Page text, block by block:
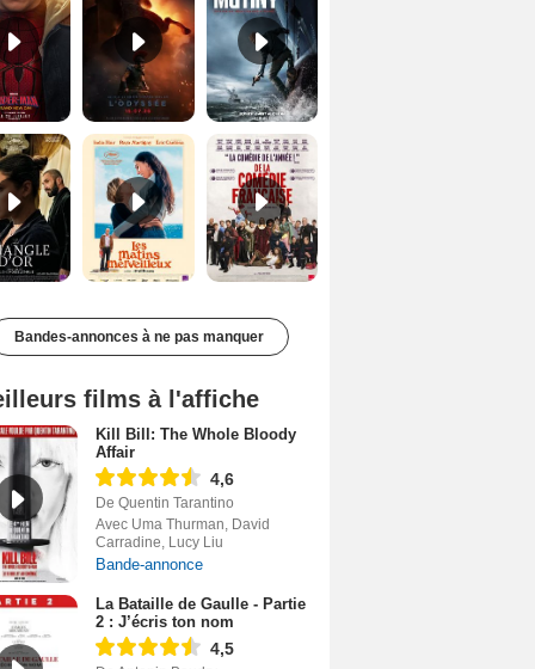
Les Matins merveilleux Bande-annonce VF De la Comédie-Française Teaser VF
Bandes-annonces à ne pas manquer
films à l'affiche
Kill Bill: The Whole Bloody
Affair
4,6
De Quentin Tarantino
Avec Uma Thurman, David
Carradine, Lucy Liu
Bande-annonce
La Bataille de Gaulle - Partie
2 : J’écris ton nom
4,5